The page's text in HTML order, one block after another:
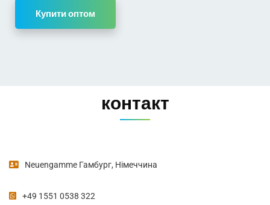
Купити оптом
контакт
Neuengamme Гамбург, Німеччина
+49 1551 0538 322